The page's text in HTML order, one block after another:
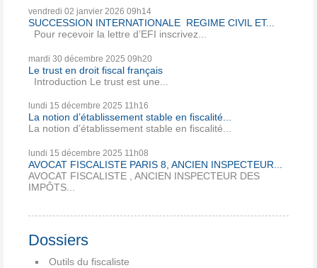
vendredi 02 janvier 2026 09h14
SUCCESSION INTERNATIONALE REGIME CIVIL ET...
Pour recevoir la lettre d’EFI inscrivez...
mardi 30 décembre 2025 09h20
Le trust en droit fiscal français
Introduction Le trust est une...
lundi 15 décembre 2025 11h16
La notion d’établissement stable en fiscalité...
La notion d’établissement stable en fiscalité...
lundi 15 décembre 2025 11h08
AVOCAT FISCALISTE PARIS 8, ANCIEN INSPECTEUR...
AVOCAT FISCALISTE , ANCIEN INSPECTEUR DES
IMPÔTS...
Dossiers
Outils du fiscaliste